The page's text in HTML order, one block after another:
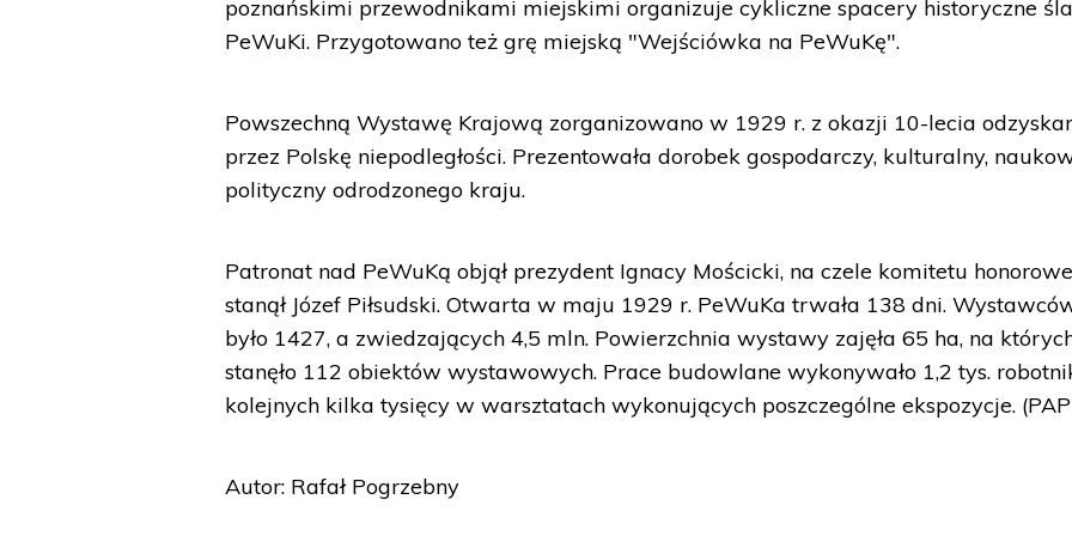
poznańskimi przewodnikami miejskimi organizuje cykliczne spacery historyczne
PeWuKi. Przygotowano też grę miejską "Wejściówka na PeWuKę".
Powszechną Wystawę Krajową zorganizowano w 1929 r. z okazji 10-lecia
przez Polskę niepodległości. Prezentowała dorobek gospodarczy, kulturalny,
polityczny odrodzonego kraju.
Patronat nad PeWuKą objął prezydent Ignacy Mościcki, na czele komitetu
stanął Józef Piłsudski. Otwarta w maju 1929 r. PeWuKa trwała 138 dni.
było 1427, a zwiedzających 4,5 mln. Powierzchnia wystawy zajęła 65 ha, na
stanęło 112 obiektów wystawowych. Prace budowlane wykonywało 1,2 tys.
kolejnych kilka tysięcy w warsztatach wykonujących poszczególne ekspozycje.
Autor: Rafał Pogrzebny